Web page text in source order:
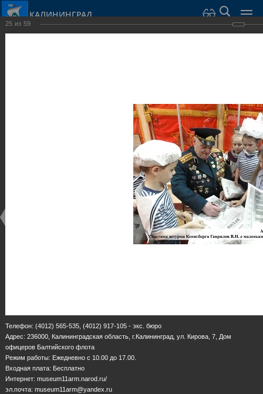
КАЛИНИНГРАД
25 из 59
Телефон: (4012) 565-535, (4012) 917-105 - экс. бюро
Адрес: 236000, Калининградская область, г.Калининград, ул. Кирова, 7, Дом
офицеров Балтийского флота
Режим работы: Ежедневно с 10.00 до 17.00.
Входная плата: Бесплатно
Интернет: museum11arm.narod.ru/
эл.почта: museum11arm@yandex.ru